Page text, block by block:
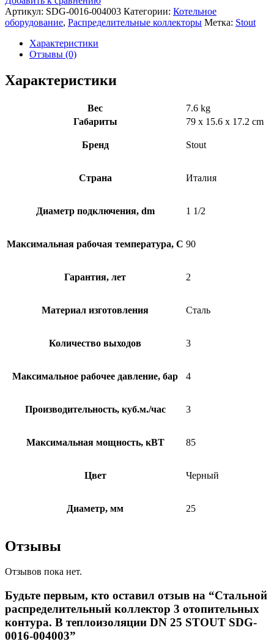
Артикул: SDG-0016-004003 Категории: Котельное
оборудование, Распределительные коллекторы Метка: Stout
Характеристики
Отзывы (0)
Характеристики
Вес
7.6 kg
Габариты
79 x 15.6 x 17.2 cm
Бренд Stout
Страна Италия
Диаметр подключения, dm 1 1/2
Максимальная рабочая температура, C 90
Гарантия, лет 2
Материал изготовления Сталь
Количество выходов 3
Максимальное рабочее давление, бар 4
Производительность, куб.м./час 3
Максимальная мощность, кВТ 85
Цвет Черный
Диаметр, мм 25
Отзывы
Отзывов пока нет.
Будьте первым, кто оставил отзыв на “Стальной
распределительный коллектор 3 отопительных
контура. В теплоизоляции DN 25 STOUT SDG-
0016-004003”